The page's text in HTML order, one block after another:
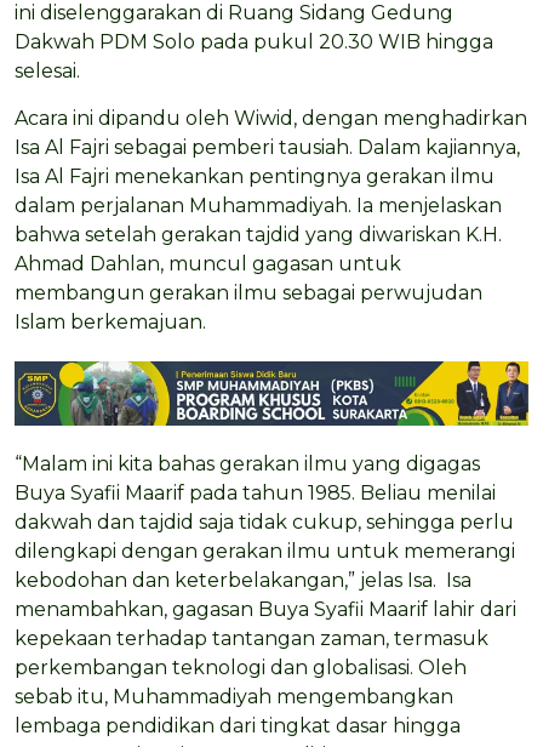
ini diselenggarakan di Ruang Sidang Gedung
Dakwah PDM Solo pada pukul 20.30 WIB hingga
selesai.
Acara ini dipandu oleh Wiwid, dengan menghadirkan
Isa Al Fajri sebagai pemberi tausiah. Dalam kajiannya,
Isa Al Fajri menekankan pentingnya gerakan ilmu
dalam perjalanan Muhammadiyah. Ia menjelaskan
bahwa setelah gerakan tajdid yang diwariskan K.H.
Ahmad Dahlan, muncul gagasan untuk
membangun gerakan ilmu sebagai perwujudan
Islam berkemajuan.
“Malam ini kita bahas gerakan ilmu yang digagas
Buya Syafii Maarif pada tahun 1985. Beliau menilai
dakwah dan tajdid saja tidak cukup, sehingga perlu
dilengkapi dengan gerakan ilmu untuk memerangi
kebodohan dan keterbelakangan,” jelas Isa. Isa
menambahkan, gagasan Buya Syafii Maarif lahir dari
kepekaan terhadap tantangan zaman, termasuk
perkembangan teknologi dan globalisasi. Oleh
sebab itu, Muhammadiyah mengembangkan
lembaga pendidikan dari tingkat dasar hingga